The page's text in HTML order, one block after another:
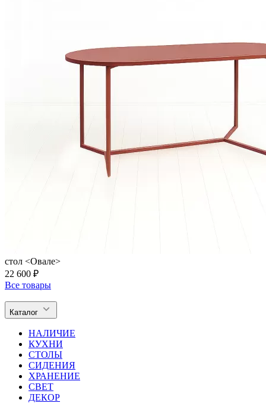
стол <Овале>
22 600 ₽
Все товары
Каталог
НАЛИЧИЕ
КУХНИ
СТОЛЫ
СИДЕНИЯ
ХРАНЕНИЕ
СВЕТ
ДЕКОР